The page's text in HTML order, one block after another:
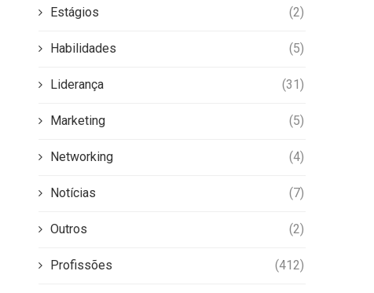
Estágios (2)
Habilidades (5)
Liderança (31)
Marketing (5)
Networking (4)
Notícias (7)
Outros (2)
Profissões (412)